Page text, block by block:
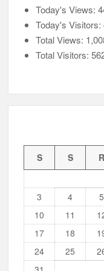
Peringanti Momentum
Today's Views:
Today's Visitors:
Total Views:
Total Visitors:
S S R
3
4 5
10
11
17
18
24
25